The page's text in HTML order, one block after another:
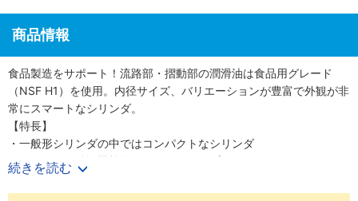
商品情報
食品製造をサポート！流路部・摺動部の潤滑油は食品用グレード
（NSF H1）を使用。内径サイズ、バリエーションが豊富で外観が非
常にスマートなシリンダ。
【特長】
・一般形シリンダの中ではコンパクトなシリンダ
・スマートな外観機能的にも優れたシンプルデザイン
・クッションニードル部につまみを取り付け、調整作業を大幅に向
上
続きを読む